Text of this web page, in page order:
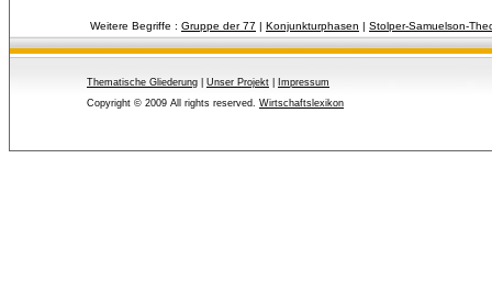
Weitere Begriffe : Gruppe der 77 | Konjunkturphasen | Stolper-Samuelson-
Thematische Gliederung Unser Projekt
Impressum
Copyright © 2009 All rights reserved. Wirtschaftslexikon